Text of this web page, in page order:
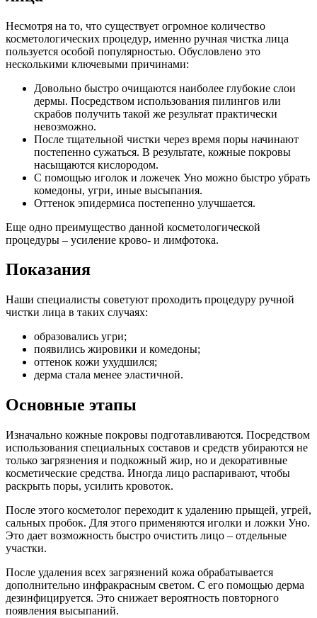
Несмотря на то, что существует огромное количество
косметологических процедур, именно ручная чистка лица
пользуется особой популярностью. Обусловлено это
несколькими ключевыми причинами:
Довольно быстро очищаются наиболее глубокие слои
дермы. Посредством использования пилингов или
скрабов получить такой же результат практически
невозможно.
После тщательной чистки через время поры начинают
постепенно сужаться. В результате, кожные покровы
насыщаются кислородом.
С помощью иголок и ложечек Уно можно быстро убрать
комедоны, угри, иные высыпания.
Оттенок эпидермиса постепенно улучшается.
Еще одно преимущество данной косметологической
процедуры – усиление крово- и лимфотока.
Показания
Наши специалисты советуют проходить процедуру ручной
чистки лица в таких случаях:
образовались угри;
появились жировики и комедоны;
оттенок кожи ухудшился;
дерма стала менее эластичной.
Основные этапы
Изначально кожные покровы подготавливаются. Посредством
использования специальных составов и средств убираются не
только загрязнения и подкожный жир, но и декоративные
косметические средства. Иногда лицо распаривают, чтобы
раскрыть поры, усилить кровоток.
После этого косметолог переходит к удалению прыщей, угрей,
сальных пробок. Для этого применяются иголки и ложки Уно.
Это дает возможность быстро очистить лицо – отдельные
участки.
После удаления всех загрязнений кожа обрабатывается
дополнительно инфракрасным светом. С его помощью дерма
дезинфицируется. Это снижает вероятность повторного
появления высыпаний.